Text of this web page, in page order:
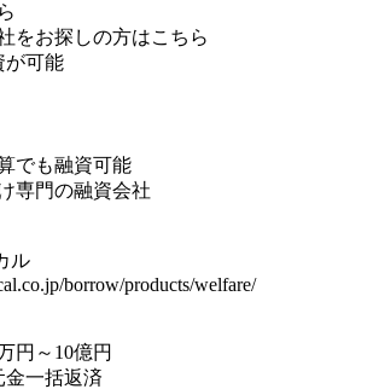
をお探しの方はこちら
が可能
でも融資可能
専門の融資会社
ル
borrow/products/welfare/
円～10億円
金一括返済